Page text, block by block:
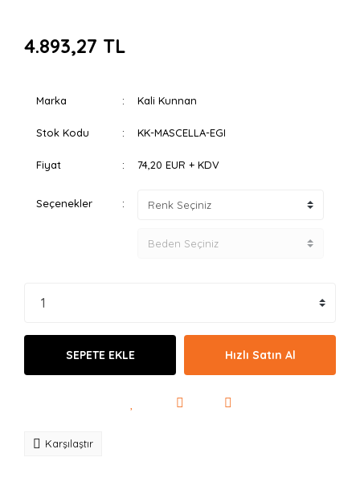
4.893,27 TL
Marka Kali Kunnan
Stok Kodu KK-MASCELLA-EGI
Fiyat 74,20 EUR + KDV
Seçenekler
SEPETE EKLE Hızlı Satın Al
Karşılaştır